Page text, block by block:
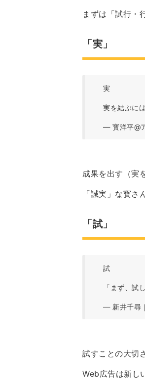
まずは「試行・
「実」
実
実を結ぶに
— 寳洋平@
成果を出す（実
「誠実」な寳さ
「試」
試
「まず、試
— 新井千尋
試すことの大切さ
Web広告は新し